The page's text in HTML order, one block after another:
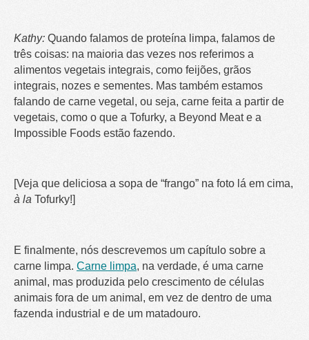
Kathy: Quando falamos de proteína limpa, falamos de
três coisas: na maioria das vezes nos referimos a
alimentos vegetais integrais, como feijões, grãos
integrais, nozes e sementes. Mas também estamos
falando de carne vegetal, ou seja, carne feita a partir de
vegetais, como o que a Tofurky, a Beyond Meat e a
Impossible Foods estão fazendo.
[Veja que deliciosa a sopa de “frango” na foto lá em cima,
à la Tofurky!]
E finalmente, nós descrevemos um capítulo sobre a
carne limpa. Carne limpa, na verdade, é uma carne
animal, mas produzida pelo crescimento de células
animais fora de um animal, em vez de dentro de uma
fazenda industrial e de um matadouro.